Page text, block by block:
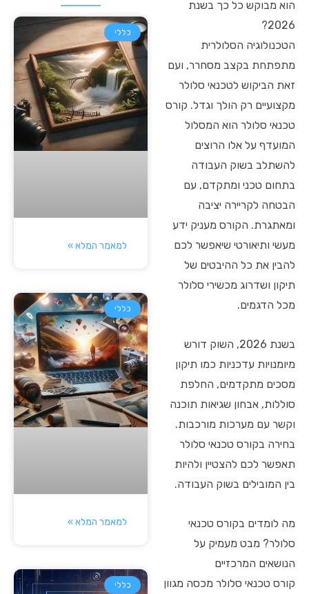
הוא מבוקש כל כך בשנת
2026?
הטכנולוגיה הסלולרית
מתפתחת בקצב מסחרר, ועם
זאת הביקוש לטכנאי סלולר
מקצועיים רק הולך וגדל. קורס
טכנאי סלולר הוא המסלול
המועדף על אלו הרוצים
להשתלב בשוק העבודה
בתחום טכני ומתקדם, עם
הבטחה לקריירה יציבה
ומאתגרת. הקורס מעניק ידע
מעשי ותיאורטי שיאפשר לכם
להבין את כל ההיבטים של
תיקון ושדרוג מכשירי סלולר
מכל הדגמים.
בשנת 2026, השוק דורש
מיומנויות עדכניות כמו תיקון
מסכים מתקדמים, החלפת
סוללות, אבחון שגיאות תוכנה
וקשר עם מערכות מורכבות.
בחירה בקורס טכנאי סלולר
תאפשר לכם להצטיין ולהיות
בין המובילים בשוק העבודה.
מה לומדים בקורס טכנאי
סלולר? מבט מעמיק על
הנושאים המרכזיים
קורס טכנאי סלולר מכסה מגוון
כללי
למאמר המלא »
כללי
למאמר המלא »
כללי